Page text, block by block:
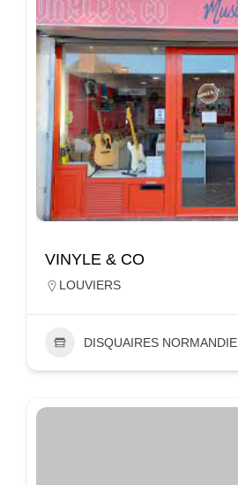
VINYLE & CO
LOUVIERS
DISQUAIRES NORMANDIE